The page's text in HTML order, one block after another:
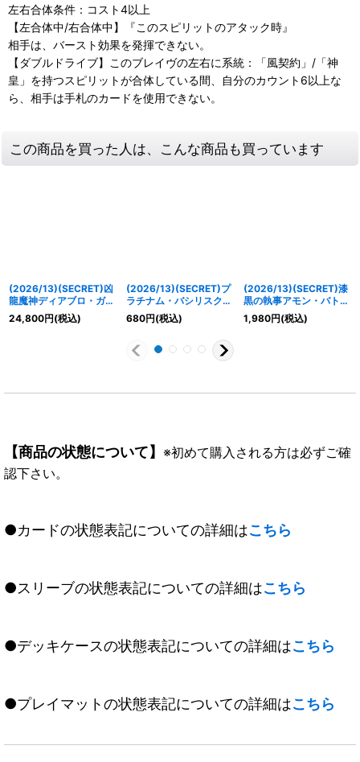
左右合体条件：コスト4以上
【左合体中/右合体中】『このスピリットのアタック時』
相手は、バースト効果を発揮できない。
【ダブルドライブ】このブレイヴの左右に系統：「風契約」/「神
皇」を持つスピリットが合体している間、自分のカウント6以上な
ら、相手は手札のカードを使用できない。
この商品を買った人は、こんな商品も買っています
(2026/13)(SECRET)凶
龍魔神ディアブロ・ガン
ディノス【AX-SEC】
{BS76-AX01}《紫》
24,800円(税込)
(2026/13)(SECRET)プ
ラチナム・バシリスク
【M-SEC】{BS76-
035}《白》
680円(税込)
(2026/13)(SECRET)漆
黒の執事アモン・バトラ
ー【X-SEC】{BS76-
X04}《紫》
1,980円(税込)
【商品の状態について】 ※初めて購入される方は必ずご確
認下さい。
●カードの状態表記についての詳細はこちら
●スリーブの状態表記についての詳細はこちら
●デッキケースの状態表記についての詳細はこちら
●プレイマットの状態表記についての詳細はこちら